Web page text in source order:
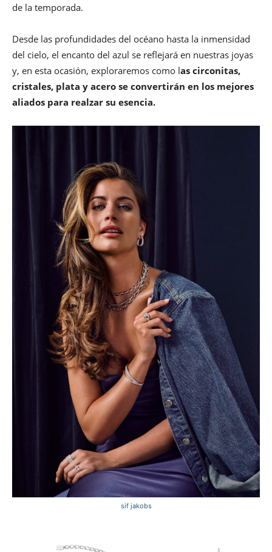
de la temporada.
Desde las profundidades del océano hasta la inmensidad
del cielo, el encanto del azul se reflejará en nuestras joyas
y, en esta ocasión, exploraremos como las circonitas,
cristales, plata y acero se convertirán en los mejores
aliados para realzar su esencia.
sif jakobs